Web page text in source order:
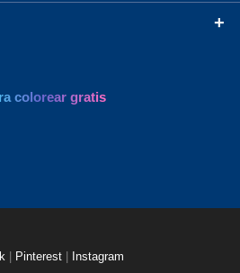
+
colorear gratis
Pinterest Instagram